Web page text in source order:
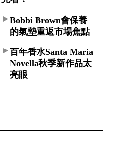
Bobbi Brown會保養
的氣墊重返市場焦點
百年香水Santa Maria
Novella秋季新作品太
亮眼